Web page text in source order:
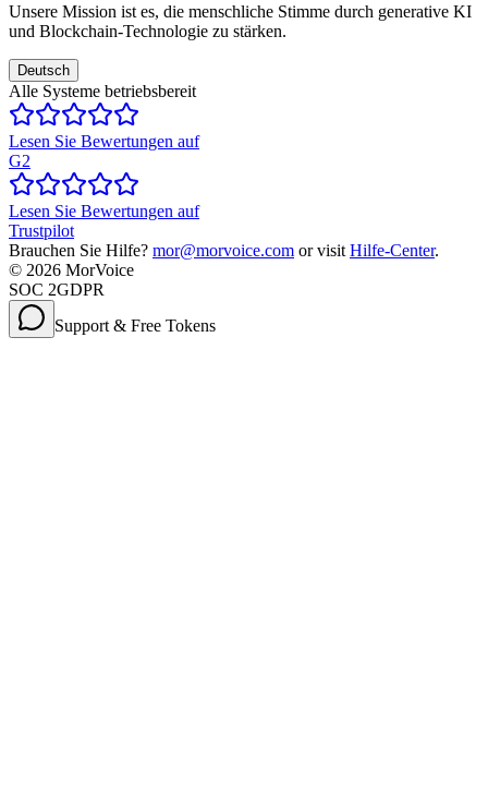
Unsere Mission ist es, die menschliche Stimme durch generative KI
und Blockchain-Technologie zu stärken.
Deutsch
Alle Systeme betriebsbereit
Lesen Sie Bewertungen auf
G2
Lesen Sie Bewertungen auf
Trustpilot
Brauchen Sie Hilfe? mor@morvoice.com or visit Hilfe-Center.
© 2026 MorVoice
SOC 2GDPR
Support & Free Tokens